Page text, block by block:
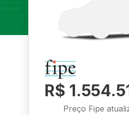
R$
Preço Fipe